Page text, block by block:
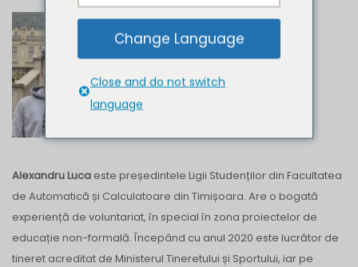
Alexandru Luca
Alexandru Luca este președintele Ligii Studenților din Facultatea
de Automatică și Calculatoare din Timișoara. Are o bogată
experiență de voluntariat, în special în zona proiectelor de
educație non-formală. Începând cu anul 2020 este lucrător de
tineret acreditat de Ministerul Tineretului și Sportului, iar pe
Change Language
Close and do not switch
language